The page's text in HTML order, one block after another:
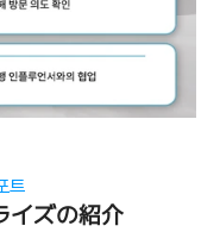
트
イズの紹介